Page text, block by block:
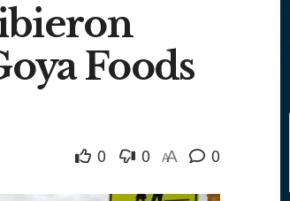
Foods
0 0 AA 0